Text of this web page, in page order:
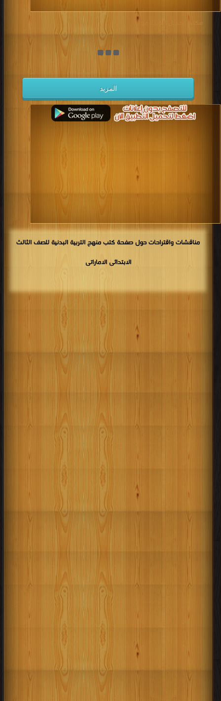
مكتبة تحميل الكتب مجانا
المزيد
مناقشات واقتراحات حول صفحة كتب منهج التربية البدنية للصف الثالث
الابتدائى الاماراتى